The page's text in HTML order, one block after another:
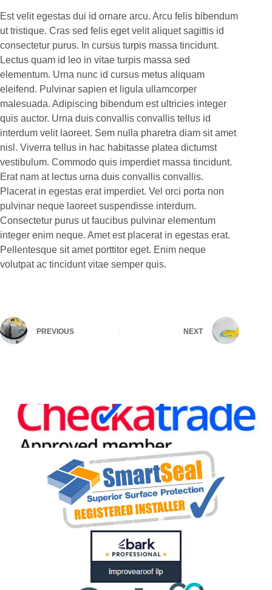
Est velit egestas dui id ornare arcu. Arcu felis bibendum
ut tristique. Cras sed felis eget velit aliquet sagittis id
consectetur purus. In cursus turpis massa tincidunt.
Lectus quam id leo in vitae turpis massa sed
elementum. Urna nunc id cursus metus aliquam
eleifend. Pulvinar sapien et ligula ullamcorper
malesuada. Adipiscing bibendum est ultricies integer
quis auctor. Urna duis convallis convallis tellus id
interdum velit laoreet. Sem nulla pharetra diam sit amet
nisl. Viverra tellus in hac habitasse platea dictumst
vestibulum. Commodo quis imperdiet massa tincidunt.
Erat nam at lectus urna duis convallis convallis.
Placerat in egestas erat imperdiet. Vel orci porta non
pulvinar neque laoreet suspendisse interdum.
Consectetur purus ut faucibus pulvinar elementum
integer enim neque. Amet est placerat in egestas erat.
Pellentesque sit amet porttitor eget. Enim neque
volutpat ac tincidunt vitae semper quis.
PREVIOUS NEXT